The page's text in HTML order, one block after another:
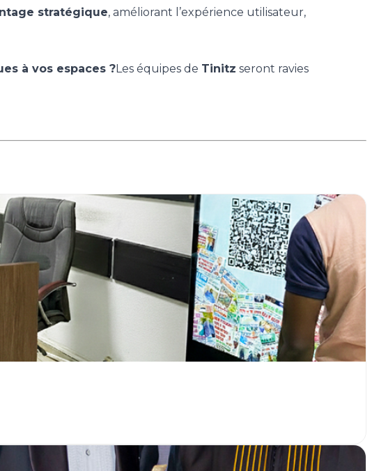
stratégique, améliorant l’expérience utilisateur,
à vos espaces ?Les équipes de Tinitz seront ravies